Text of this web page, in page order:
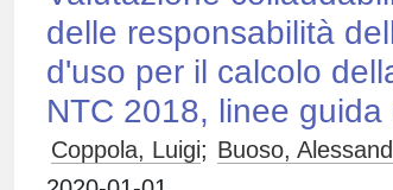
delle responsabilità
d'uso per il calcolo
NTC 2018, linee
Coppola, Luigi; Buoso,